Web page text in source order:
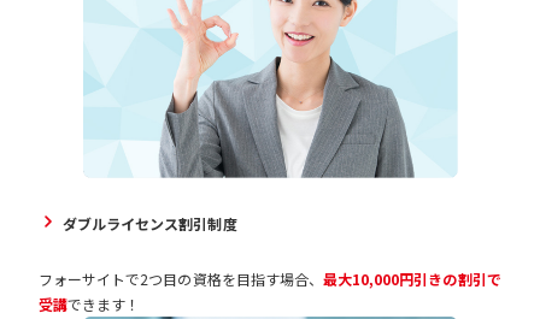
ダブルライセンス割引制度
フォーサイトで2つ目の資格を目指す場合、 最大10,000円引きの割引で
受講できます！